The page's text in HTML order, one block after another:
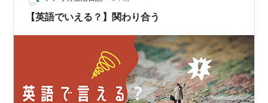
【英語でいえる？】関わり合う